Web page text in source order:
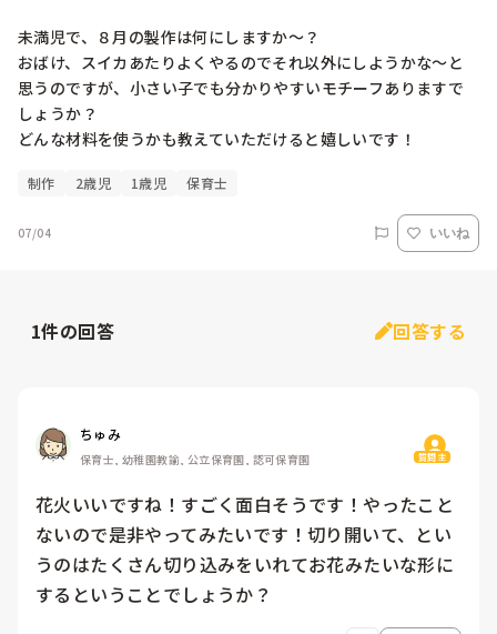
未満児で、８月の製作は何にしますか〜？
おばけ、スイカあたりよくやるのでそれ以外にしようかな〜と
思うのですが、小さい子でも分かりやすいモチーフありますで
しょうか？
どんな材料を使うかも教えていただけると嬉しいです！
制作 2歳児 1歳児 保育士
07/04 いいね
1件の回答 回答する
ちゅみ
保育士, 幼稚園教諭, 公立保育園, 認可保育園 質問主
花火いいですね！すごく面白そうです！やったこと
ないので是非やってみたいです！切り開いて、とい
うのはたくさん切り込みをいれてお花みたいな形に
するということでしょうか？